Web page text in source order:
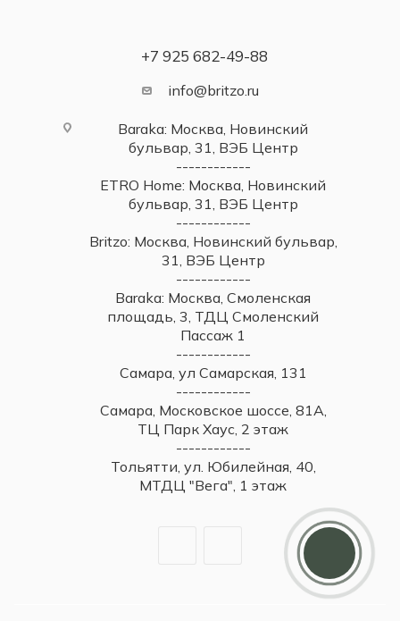
+7 925 682-49-88
info@britzo.ru
Baraka: Москва, Новинский
бульвар, 31, ВЭБ Центр
------------
ETRO Home: Москва, Новинский
бульвар, 31, ВЭБ Центр
------------
Britzo: Москва, Новинский бульвар,
31, ВЭБ Центр
------------
Baraka: Москва, Смоленская
площадь, 3, ТДЦ Смоленский
Пассаж 1
------------
Самара, ул Самарская, 131
------------
Самара, Московское шоссе, 81А,
ТЦ Парк Хаус, 2 этаж
------------
Тольятти, ул. Юбилейная, 40,
МТДЦ "Вега", 1 этаж